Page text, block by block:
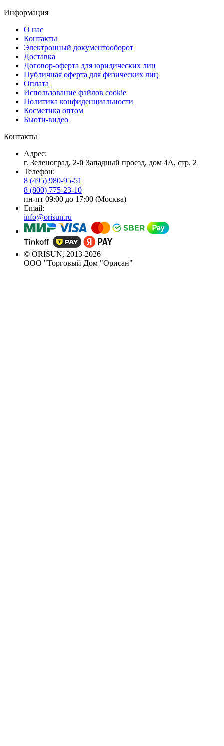
Информация
О нас
Контакты
Электронный документооборот
Доставка
Договор-оферта для юридических лиц
Публичная оферта для физических лиц
Оплата
Использование файлов cookie
Политика конфиденциальности
Косметика оптом
Бьюти-видео
Контакты
Адрес:
г. Зеленоград, 2-й Западный проезд, дом 4А, стр. 2
Телефон:
8 (495) 980-95-51
8 (800) 775-23-10
пн-пт 09:00 до 17:00 (Москва)
Email:
info@orisun.ru
© ORISUN, 2013-2026
ООО "Торговый Дом "Орисан"